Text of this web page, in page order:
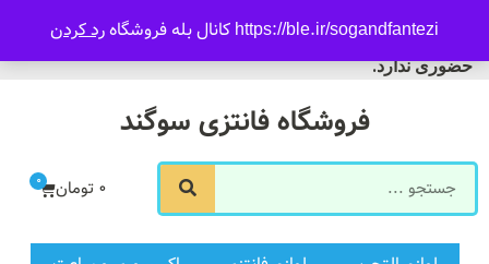
https://ble.ir/sogandfantezi کانال بله فروشگاه رد کردن
فروشگاه سوگند فروش
حضوری ندارد.
ورود/ثبت نام
فروشگاه فانتزی سوگند
0 تومان 0